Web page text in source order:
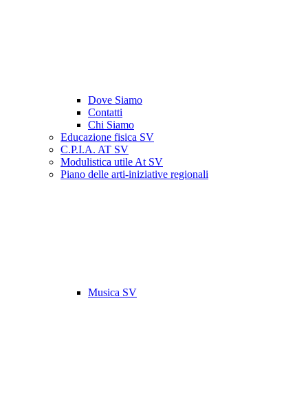
Dove Siamo
Contatti
Chi Siamo
Educazione fisica SV
C.P.I.A. AT SV
Modulistica utile At SV
Piano delle arti-iniziative regionali
Musica SV